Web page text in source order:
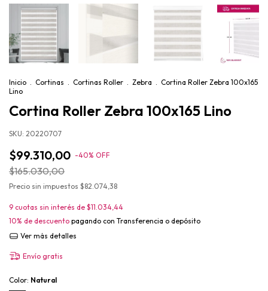
Inicio . Cortinas . Cortinas Roller . Zebra . Cortina Roller Zebra 100x165
Lino
Cortina Roller Zebra 100x165 Lino
SKU: 20220707
$99.310,00 -40% OFF
$165.030,00
Precio sin impuestos $82.074,38
9 cuotas sin interés de $11.034,44
10% de descuento pagando con Transferencia o depósito
Ver más detalles
Envío gratis
Color: Natural